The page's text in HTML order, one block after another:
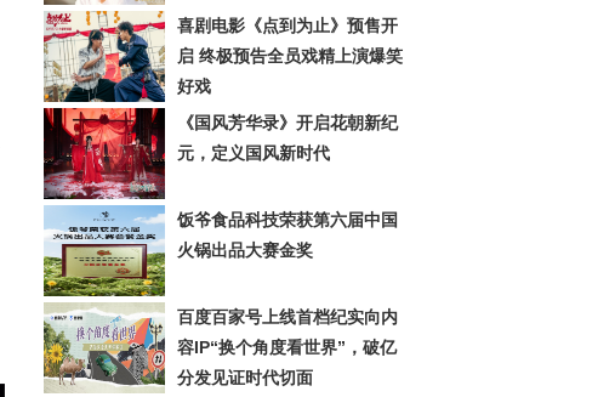
喜剧电影《点到为止》预售开
启 终极预告全员戏精上演爆笑
好戏
《国风芳华录》开启花朝新纪
元，定义国风新时代
饭爷食品科技荣获第六届中国
火锅出品大赛金奖
百度百家号上线首档纪实向内
容IP“换个角度看世界”，破亿
分发见证时代切面